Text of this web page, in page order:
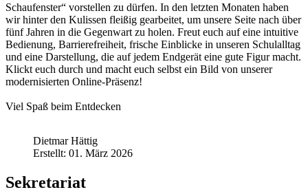
Schaufenster“ vorstellen zu dürfen. In den letzten Monaten haben
wir hinter den Kulissen fleißig gearbeitet, um unsere Seite nach über
fünf Jahren in die Gegenwart zu holen. Freut euch auf eine intuitive
Bedienung, Barrierefreiheit, frische Einblicke in unseren Schulalltag
und eine Darstellung, die auf jedem Endgerät eine gute Figur macht.
Klickt euch durch und macht euch selbst ein Bild von unserer
modernisierten Online-Präsenz!
Viel Spaß beim Entdecken
Dietmar Hättig
Erstellt: 01. März 2026
Sekretariat